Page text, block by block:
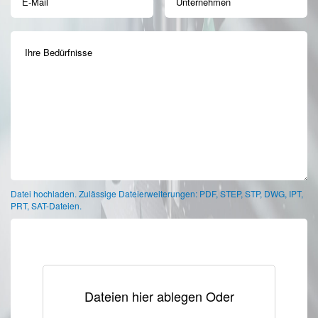
Datei hochladen. Zulässige Dateierweiterungen: PDF, STEP, STP, DWG, IPT,
PRT, SAT-Dateien.
Dateien hier ablegen Oder